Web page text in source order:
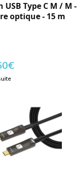
USB Type C M / M -
optique - 15 m
€